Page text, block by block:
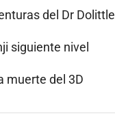
del Dr Dolittle
siguiente nivel
muerte del 3D